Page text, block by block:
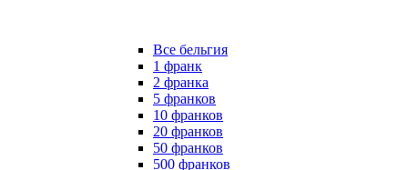
Все бельгия
1 франк
2 франка
5 франков
10 франков
20 франков
50 франков
500 франков